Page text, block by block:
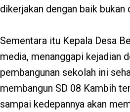
dikerjakan dengan baik bukan
Sementara itu Kepala Desa
media, menanggapi kejadian
pembangunan sekolah ini
membangun SD 08 Kambih
sampai kedepannya akan